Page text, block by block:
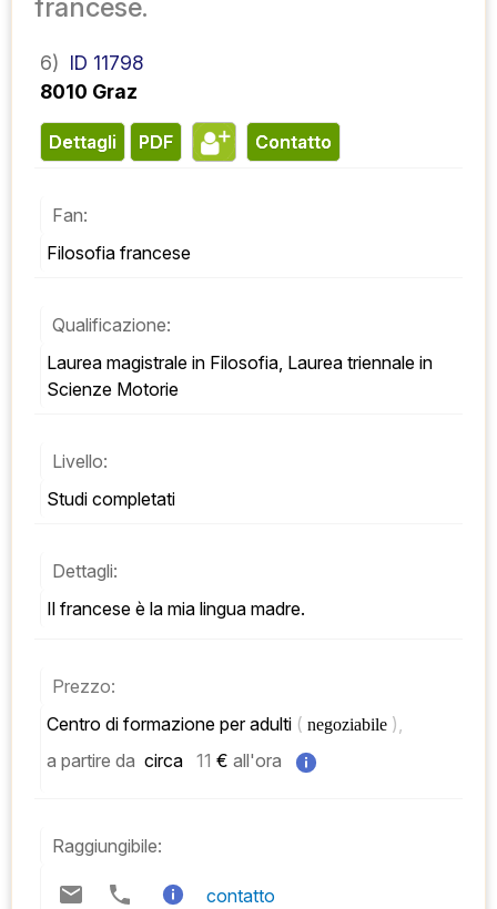
francese.
6) ID 11798
8010 Graz
Dettagli PDF contatto
Fan:
Filosofia francese
Qualificazione:
Laurea magistrale in Filosofia, Laurea triennale in
Scienze Motorie
Livello:
Studi completati
Dettagli:
Il francese è la mia lingua madre.
Prezzo:
Centro di formazione per adulti ( negoziabile ),
a partire da circa 11 € all'ora
Raggiungibile:
contatto